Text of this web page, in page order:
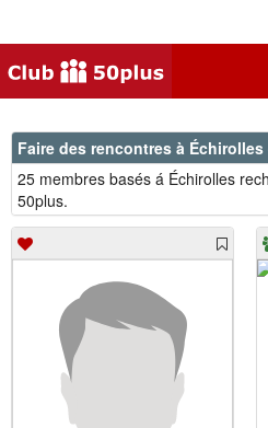
Faire des rencontres à
25 membres basés á Échirolles
50plus.